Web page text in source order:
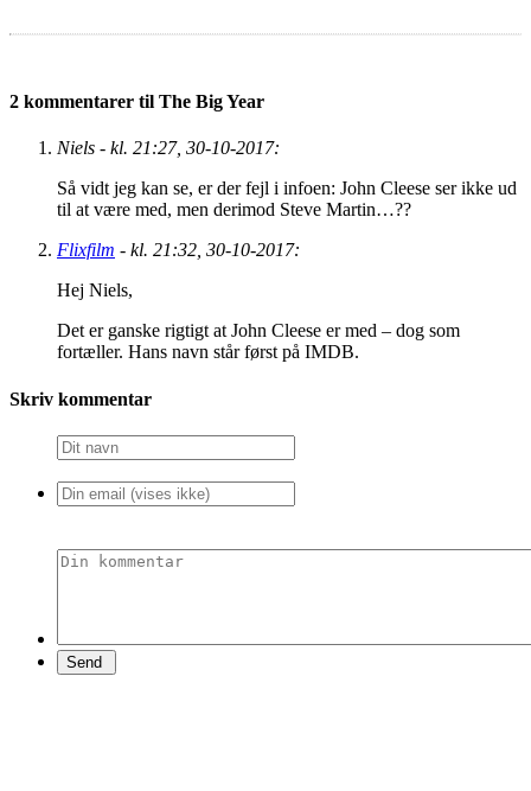
2 kommentarer til The Big Year
Niels - kl. 21:27, 30-10-2017:
Så vidt jeg kan se, er der fejl i infoen: John Cleese ser ikke ud
til at være med, men derimod Steve Martin…??
Flixfilm - kl. 21:32, 30-10-2017:
Hej Niels,
Det er ganske rigtigt at John Cleese er med – dog som
fortæller. Hans navn står først på IMDB.
Skriv kommentar